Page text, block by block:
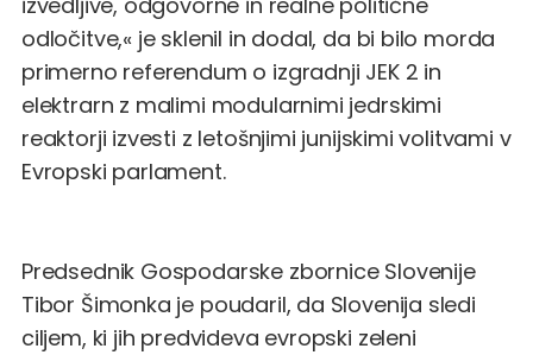
odločitve,« je sklenil in dodal, da bi bilo morda
primerno referendum o izgradnji JEK 2 in
elektrarn z malimi modularnimi jedrskimi
reaktorji izvesti z letošnjimi junijskimi volitvami v
Evropski parlament.
Predsednik Gospodarske zbornice Slovenije
Tibor Šimonka je poudaril, da Slovenija sledi
ciljem, ki jih predvideva evropski zeleni